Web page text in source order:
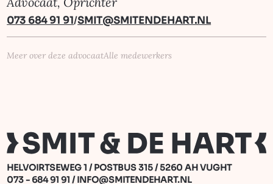
073 684 91 91/SMIT@SMITENDEHART.NL
Meer over deze advocaatAlle medewerkers
HELVOIRTSEWEG 1 / POSTBUS 315 / 5260 AH VUGHT
073 - 684 91 91 /INFO@SMITENDEHART.NL